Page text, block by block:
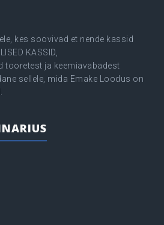
kes soovivad et nende kassid
KASSID,
tooretest ja keemiavabadest
sellele, mida Emake Loodus on